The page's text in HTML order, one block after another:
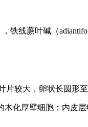
铁线蕨叶碱（
较大，卵状长圆形
化厚壁细胞；内皮